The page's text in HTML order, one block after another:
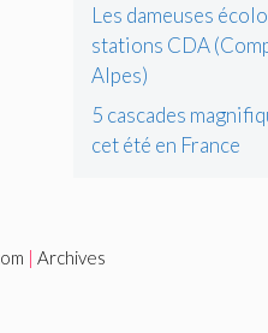
Les dameuses
stations CDA
Alpes)
5 cascades
cet été en France
| Archives